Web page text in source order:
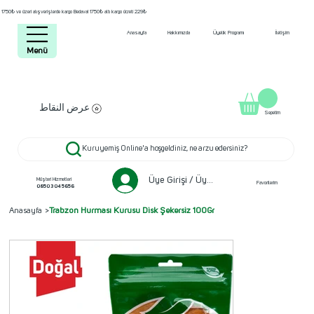
1750₺ ve üzeri alışverişlerde kargo Bedava! 1750₺ altı kargo ücreti 229₺
Anasayfa Hakkımızda Üyelik Programı İletişim
Kuruyemiş Online'a hoşgeldiniz, ne arzu edersiniz?
Müşteri Hizmetleri
0850 304 5656
Üye Girişi / Üye ol
عرض النقاط
Favorilerim
Sepetim
Menü
Anasayfa >Trabzon Hurması Kurusu Disk Şekersiz 100Gr